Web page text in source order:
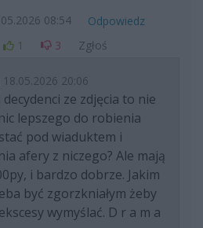
08:54
Odpowiedz
1 3 Zgłoś
18.05.2026 20:06
decydenci ze zdjęcia to nie
lepszego do robienia
pod wiaduktem i
afery z niczego? Ale mają
i bardzo dobrze. Jakim
być zgorzkniałym żeby
wymyślać. D r a m a